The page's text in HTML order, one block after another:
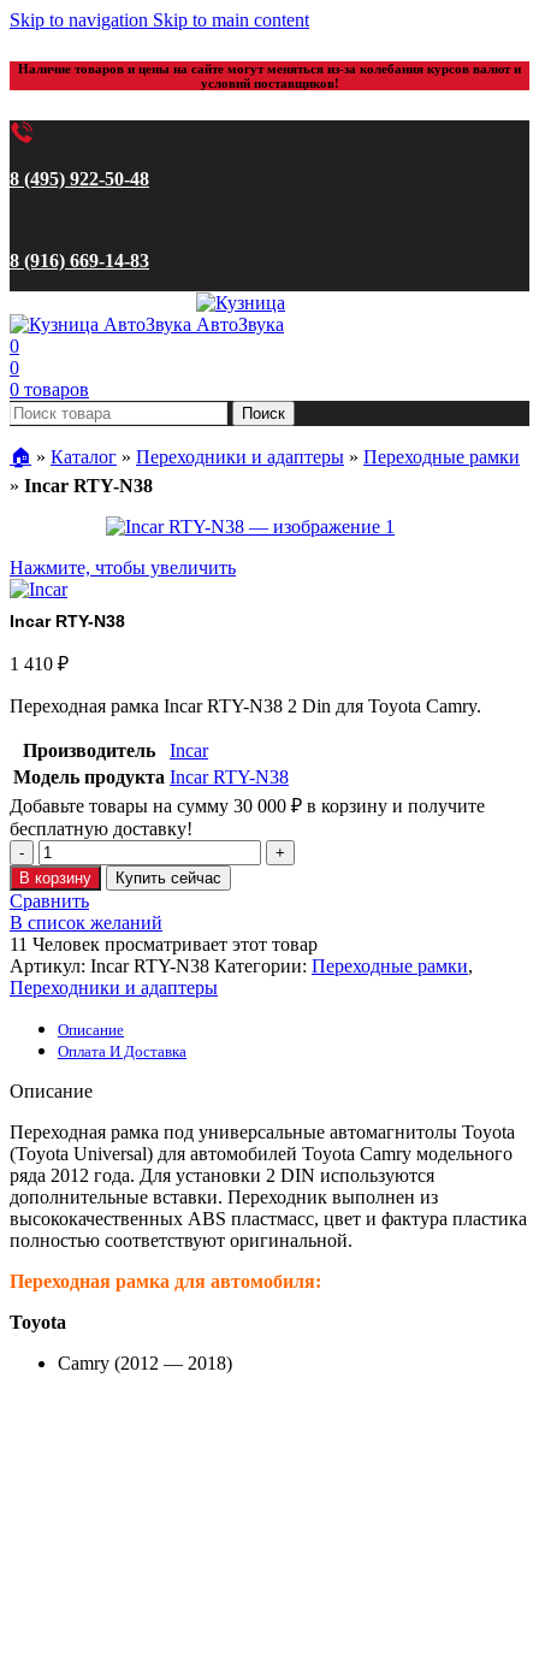
Skip to navigation Skip to main content
Наличие товаров и цены на сайте могут меняться из-за колебания курсов валют и
условий поставщиков!
8 (495) 922-50-48
8 (916) 669-14-83
0
0
0 товаров
Поиск
🏠︎ » Каталог » Переходники и адаптеры » Переходные рамки
» Incar RTY-N38
Нажмите, чтобы увеличить
Incar RTY-N38
1 410 ₽
Переходная рамка Incar RTY-N38 2 Din для Toyota Camry.
Производитель
Incar
Модель продукта Incar RTY-N38
Добавьте товары на сумму 30 000 ₽ в корзину и получите
бесплатную доставку!
В корзину Купить сейчас
Сравнить
В список желаний
11 Человек просматривает этот товар
Артикул: Incar RTY-N38 Категории: Переходные рамки,
Переходники и адаптеры
Описание
Оплата И Доставка
Описание
Переходная рамка под универсальные автомагнитолы Toyota
(Toyota Universal) для автомобилей Toyota Camry модельного
ряда 2012 года. Для установки 2 DIN используются
дополнительные вставки. Переходник выполнен из
высококачественных ABS пластмасс, цвет и фактура пластика
полностью соответствуют оригинальной.
Переходная рамка для автомобиля:
Toyota
Camry (2012 — 2018)